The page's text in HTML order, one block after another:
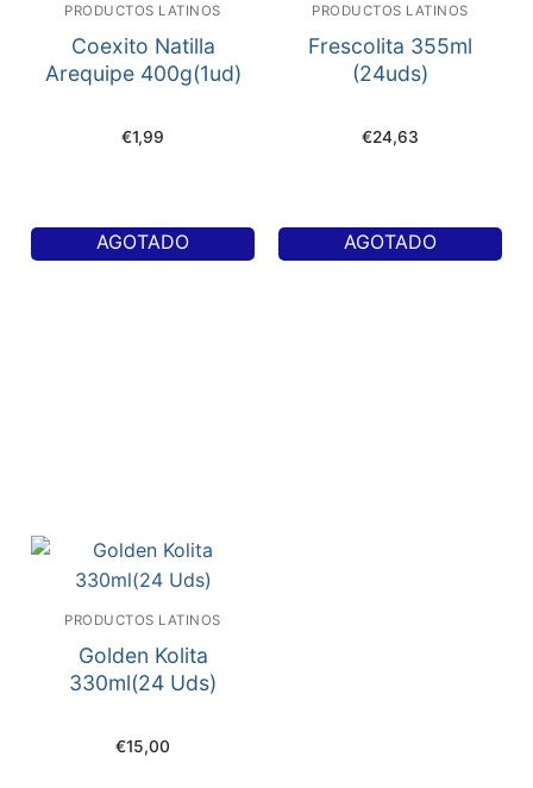
PRODUCTOS LATINOS
Coexito Natilla
Arequipe 400g(1ud)
€1,99
AGOTADO
PRODUCTOS LATINOS
Frescolita 355ml
(24uds)
€24,63
AGOTADO
PRODUCTOS LATINOS
Golden Kolita
330ml(24 Uds)
€15,00